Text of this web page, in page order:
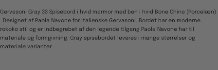
Gervasoni Gray 33 Spisebord i hvid marmor med ben i hvid Bone China (Porcelæn)
. Designet af Paola Navone for italienske Gervasoni. Bordet har en moderne
rokoko stil og er indbegrebet af den legende tilgang Paola Navone har til
materiale og formgivning. Gray spisebordet leveres i mange størrelser og
materiale varianter.